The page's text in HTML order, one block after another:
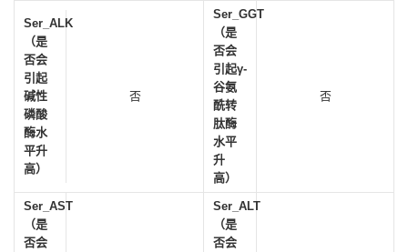
Ser_ALK
（是
否会
引起
碱性
磷酸
酶水
平升
高）
否
Ser_GGT
（是
否会
引起γ-
谷氨
酰转
肽酶
水平
升
高）
否
Ser_AST
（是
否会
Ser_ALT
（是
否会